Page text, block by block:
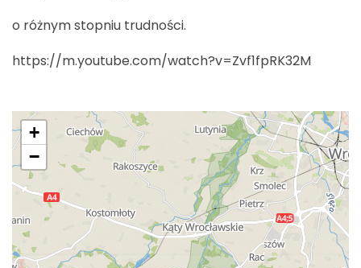
o różnym stopniu trudności.
https://m.youtube.com/watch?v=Zvf1fpRK32M
+
−